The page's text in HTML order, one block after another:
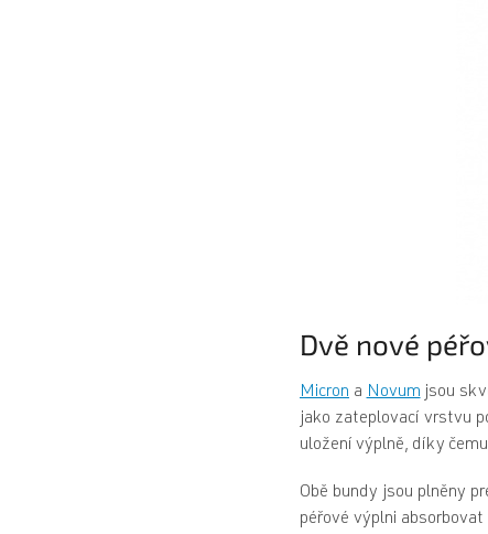
Dvě nové
Micron a Novum jsou
jako zateplovací vrstvu
uložení výplně, díky
Obě bundy jsou plněny
péřové výplni